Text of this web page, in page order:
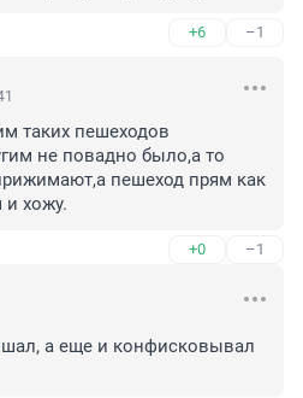
+6 –1
таких пешеходов
не повадно было,а то
пешеход прям как
и хожу.
+0 –1
а еще и конфисковывал